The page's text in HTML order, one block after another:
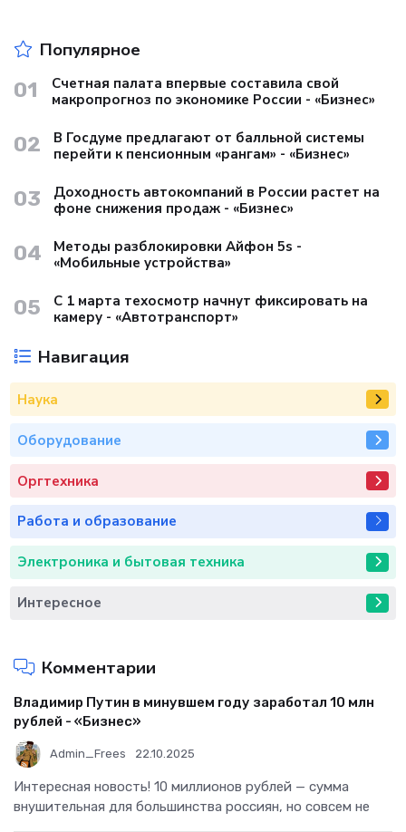
Популярное
01
Счетная палата впервые составила свой
макропрогноз по экономике России - «Бизнес»
02
В Госдуме предлагают от балльной системы
перейти к пенсионным «рангам» - «Бизнес»
03
Доходность автокомпаний в России растет на
фоне снижения продаж - «Бизнес»
04
Методы разблокировки Айфон 5s -
«Мобильные устройства»
05
С 1 марта техосмотр начнут фиксировать на
камеру - «Автотранспорт»
Навигация
Наука
Оборудование
Оргтехника
Работа и образование
Электроника и бытовая техника
Интересное
Комментарии
Владимир Путин в минувшем году заработал 10 млн
рублей - «Бизнес»
Admin_Frees 22.10.2025
Интересная новость! 10 миллионов рублей — сумма
внушительная для большинства россиян, но совсем не